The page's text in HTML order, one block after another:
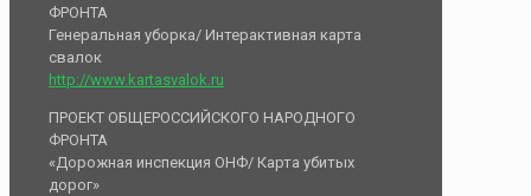
ФРОНТА
Генеральная уборка/ Интерактивная карта
свалок
http://www.kartasvalok.ru
ПРОЕКТ ОБЩЕРОССИЙСКОГО НАРОДНОГО
ФРОНТА
«Дорожная инспекция ОНФ/ Карта убитых
дорог»